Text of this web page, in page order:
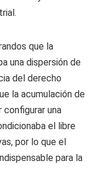
que la
una dispersión de
del derecho
la acumulación de
una
el libre
por lo que el
para la